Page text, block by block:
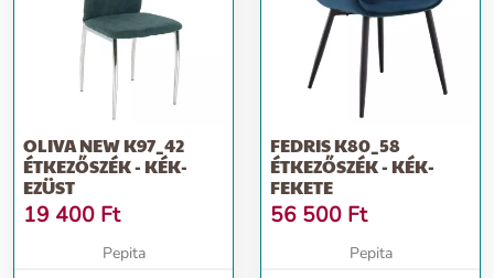
OLIVA NEW K97_42
ÉTKEZŐSZÉK - KÉK-
EZÜST
19 400 Ft
Pepita
FEDRIS K80_58
ÉTKEZŐSZÉK - KÉK-
FEKETE
56 500 Ft
Pepita